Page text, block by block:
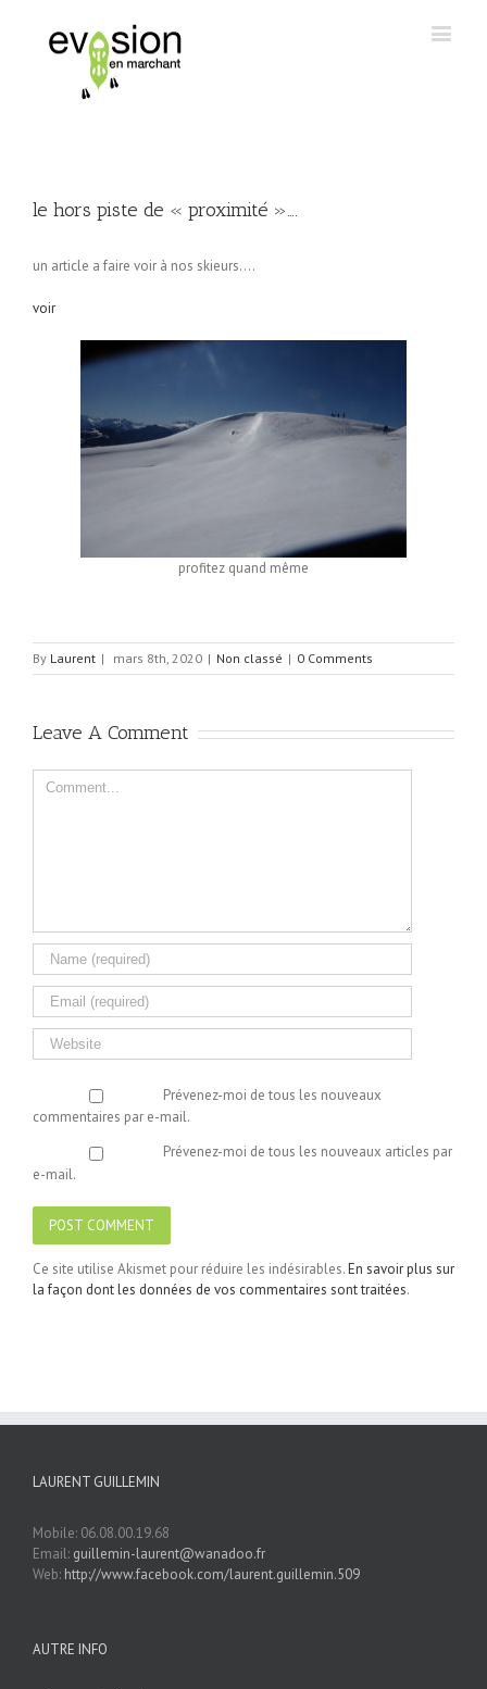
le hors piste de « proximité »….
un article a faire voir à nos skieurs….
voir
profitez quand même
By Laurent | mars 8th, 2020 | Non classé | 0 Comments
Leave A Comment
Comment
Prévenez-moi de tous les nouveaux
commentaires par e-mail.
Prévenez-moi de tous les nouveaux articles par
e-mail.
Ce site utilise Akismet pour réduire les indésirables.En savoir plus sur
la façon dont les données de vos commentaires sont traitées.
LAURENT GUILLEMIN
Mobile: 06.08.00.19.68
Email: guillemin-laurent@wanadoo.fr
Web: http://www.facebook.com/laurent.guillemin.509
AUTRE INFO